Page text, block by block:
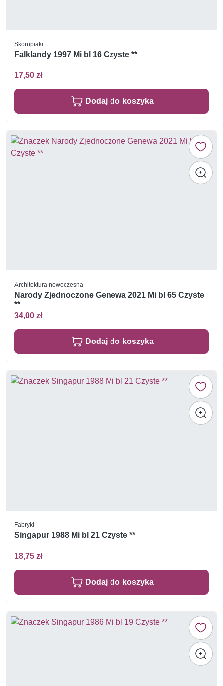
Skorupiaki
Falklandy 1997 Mi bl 16 Czyste **
17,50 zł
Dodaj do koszyka
Architektura nowoczesna
Narody Zjednoczone Genewa 2021 Mi bl 65 Czyste
**
34,00 zł
Dodaj do koszyka
Fabryki
Singapur 1988 Mi bl 21 Czyste **
18,75 zł
Dodaj do koszyka